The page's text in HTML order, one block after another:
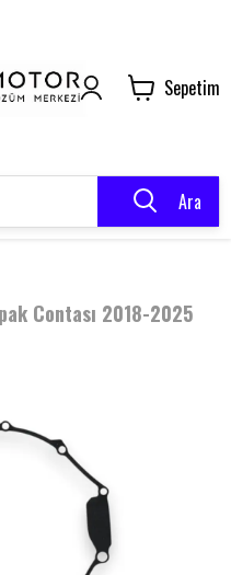
Sepetim
Ara
Contası 2018-2025